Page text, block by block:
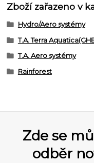
Zboží zařazeno v
Hydro/Aero systémy
T.A. Terra
T.A. Aero systémy
Rainforest
Zde se
odběr